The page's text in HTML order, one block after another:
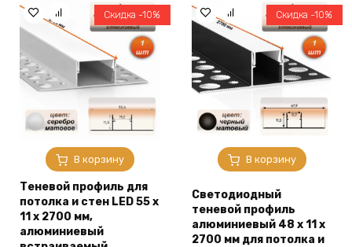
982,00 ₽.
1052,00 ₽.
В корзину
Скидка -10%
Теневой профиль для
потолка и стен LED 55 х
11 х 2700 мм,
алюминиевый
В корзину
Скидка -10%
Светодиодный
теневой профиль
алюминиевый 48 х 11 х
2700 мм для потолка и